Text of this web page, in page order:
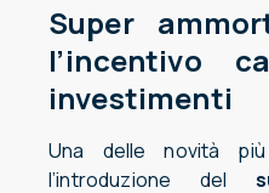
Super
l’incentivo
investimenti
Una delle novità
l’introduzione del